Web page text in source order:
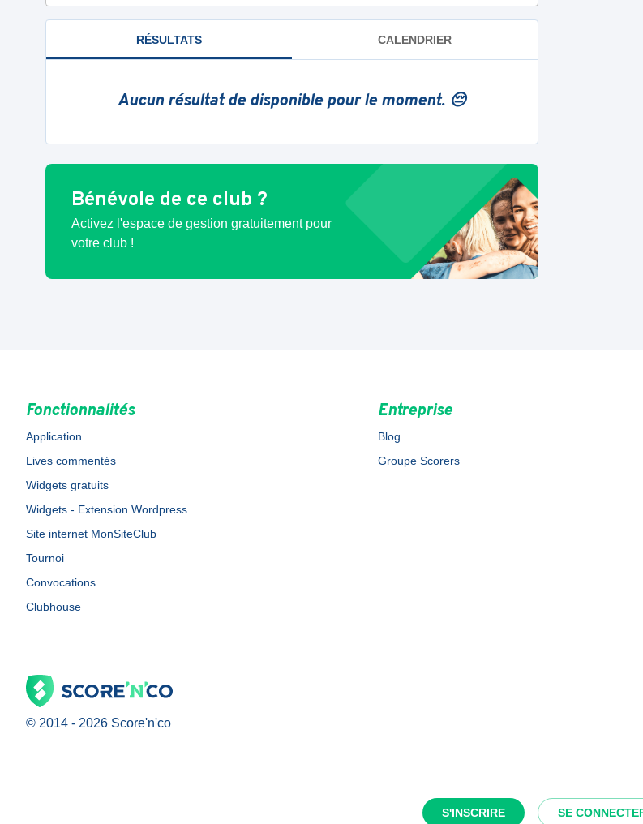
S'INSCRIRE SE
RÉSULTATS CALENDRIER
Aucun résultat de disponible pour le moment. 😔
Bénévole de ce club ?
Activez l'espace de gestion gratuitement pour
votre club !
Fonctionnalités
Application
Lives commentés
Widgets gratuits
Widgets - Extension Wordpress
Site internet MonSiteClub
Tournoi
Convocations
Clubhouse
Entreprise
Blog
Groupe Scorers
© 2014 - 2026 Score'n'co